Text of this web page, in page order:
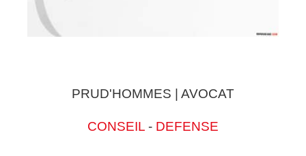
PRUD'HOMMES | AVOCAT
CONSEIL - DEFENSE